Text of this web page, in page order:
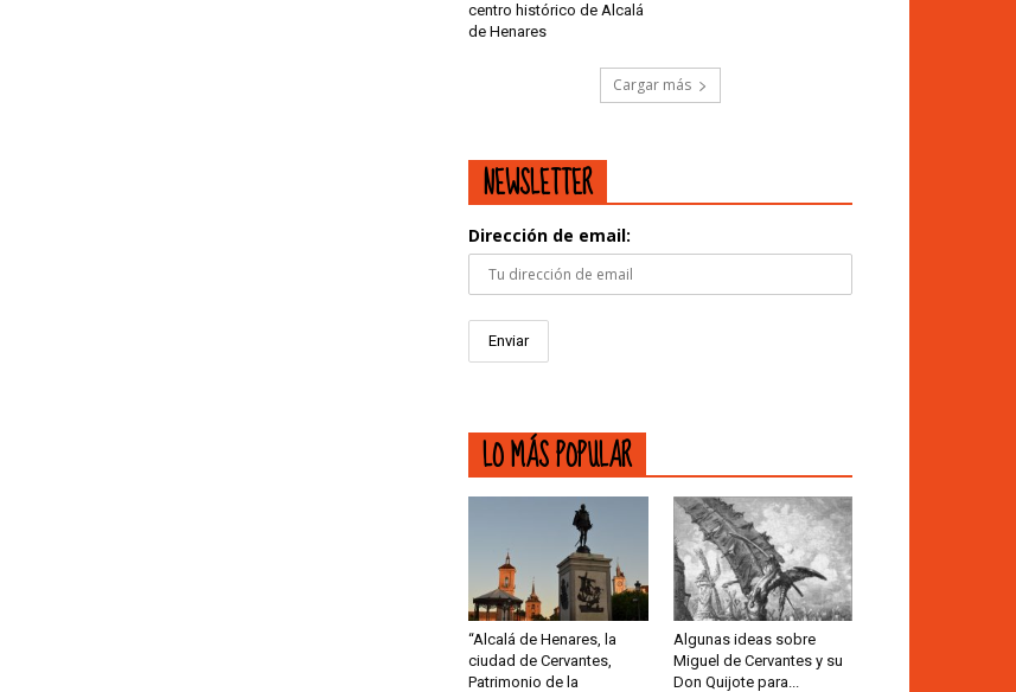
centro histórico de Alcalá
de Henares
Cargar más
NEWSLETTER
Dirección de email:
LO MÁS POPULAR
“Alcalá de Henares, la
ciudad de Cervantes,
Patrimonio de la
Algunas ideas sobre
Miguel de Cervantes y su
Don Quijote para...